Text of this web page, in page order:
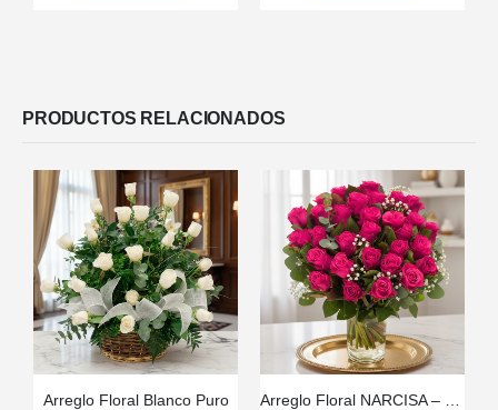
PRODUCTOS RELACIONADOS
Arreglo Floral Blanco Puro